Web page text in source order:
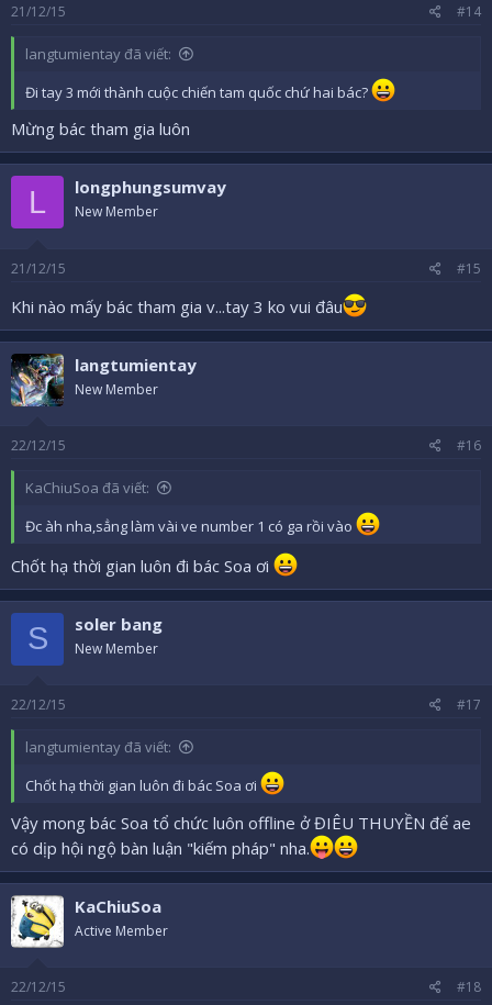
21/12/15 #14
langtumientay đã viết:
Đi tay 3 mới thành cuộc chiến tam quốc chứ hai bác?
Mừng bác tham gia luôn
L longphungsumvay
New Member
21/12/15 #15
Khi nào mấy bác tham gia v...tay 3 ko vui đâu
langtumientay
New Member
22/12/15 #16
KaChiuSoa đã viết:
Đc àh nha,sẳng làm vài ve number 1 có ga rồi vào
Chốt hạ thời gian luôn đi bác Soa ơi
S soler bang
New Member
22/12/15 #17
langtumientay đã viết:
Chốt hạ thời gian luôn đi bác Soa ơi
Vậy mong bác Soa tổ chức luôn offline ở ĐIÊU THUYỀN để ae
có dịp hội ngộ bàn luận "kiếm pháp" nha.
KaChiuSoa
Active Member
22/12/15 #18